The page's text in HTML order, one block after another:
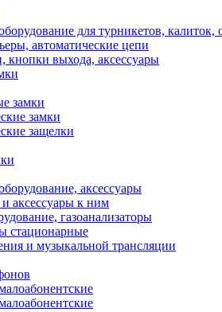
для турникетов, калиток,
автоматические цепи
кнопки выхода, аксессуары
замки
замки
защелки
аксессуары
аксессуары к ним
газоанализаторы
стационарные
и музыкальной трансляции